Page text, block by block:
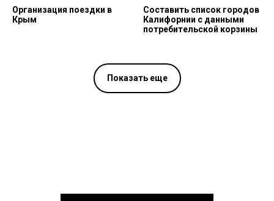
Организация поездки в
Крым
Составить список городов
Калифорнии с данными
потребительской корзины
Показать еще